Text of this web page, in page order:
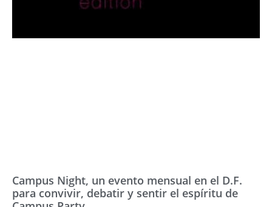
Campus Night, un evento mensual en el D.F.
para convivir, debatir y sentir el espíritu de